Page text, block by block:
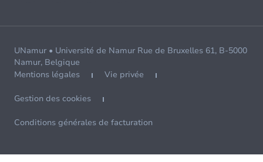
UNamur • Université de Namur Rue de Bruxelles 61, B-5000
Namur, Belgique
Mentions légales
Vie privée
Gestion des cookies
Conditions générales de facturation